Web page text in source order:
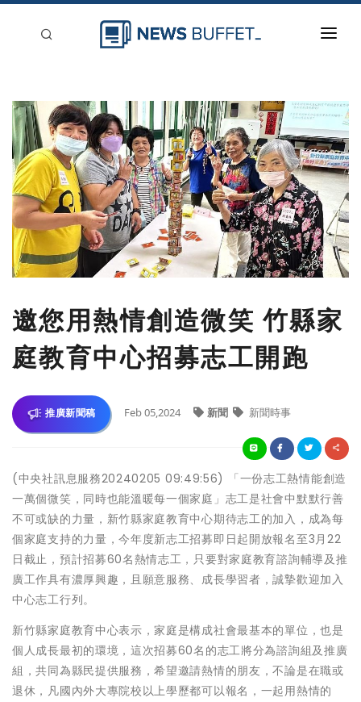
新聞稿分類
登入
刊登
邀您用熱情創造微笑 竹縣家
庭教育中心招募志工開跑
推廣新聞稿 Feb 05,2024 新聞 新聞時事
(中央社訊息服務20240205 09:49:56) 「一份志工熱情能創造
一萬個微笑，同時也能溫暖每一個家庭」志工是社會中默默行善
不可或缺的力量，新竹縣家庭教育中心期待志工的加入，成為每
個家庭支持的力量，今年度新志工招募即日起開放報名至3月22
日截止，預計招募60名熱情志工，只要對家庭教育諮詢輔導及推
廣工作具有濃厚興趣，且願意服務、成長學習者，誠摯歡迎加入
中心志工行列。
新竹縣家庭教育中心表示，家庭是構成社會最基本的單位，也是
個人成長最初的環境，這次招募60名的志工將分為諮詢組及推廣
組，共同為縣民提供服務，希望邀請熱情的朋友，不論是在職或
退休，凡國內外大專院校以上學歷都可以報名，一起用熱情的